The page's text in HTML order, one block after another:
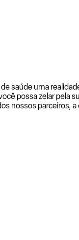
saúde uma
possa zelar pela
nossos